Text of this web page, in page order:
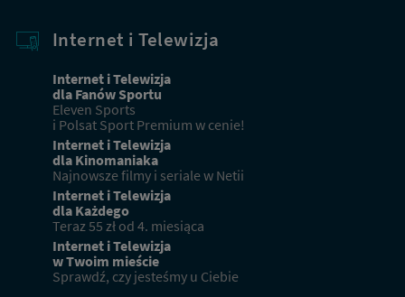
Internet i Telewizja
Internet i Telewizja
dla Fanów Sportu
Eleven Sports
i Polsat Sport Premium w cenie!
Internet i Telewizja
dla Kinomaniaka
Najnowsze filmy i seriale w Netii
Internet i Telewizja
dla Każdego
Teraz 55 zł od 4. miesiąca
Internet i Telewizja
w Twoim mieście
Sprawdź, czy jesteśmy u Ciebie